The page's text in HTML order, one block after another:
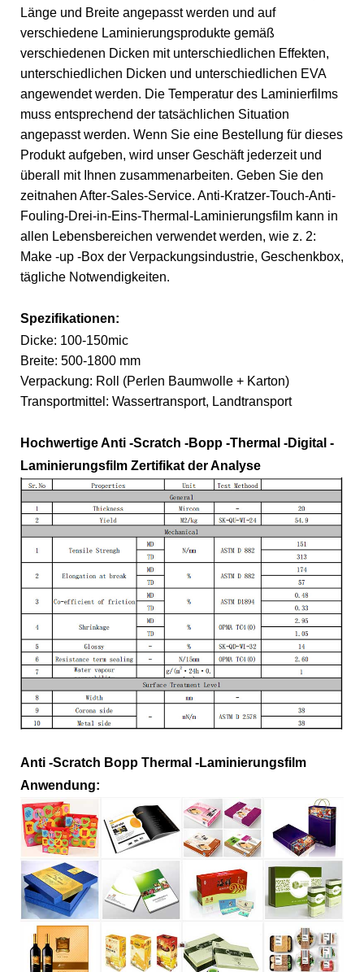
Länge und Breite angepasst werden und auf
verschiedene Laminierungsprodukte gemäß
verschiedenen Dicken mit unterschiedlichen Effekten,
unterschiedlichen Dicken und unterschiedlichen EVA
angewendet werden. Die Temperatur des Laminierfilms
muss entsprechend der tatsächlichen Situation
angepasst werden. Wenn Sie eine Bestellung für dieses
Produkt aufgeben, wird unser Geschäft jederzeit und
überall mit Ihnen zusammenarbeiten. Geben Sie den
zeitnahen After-Sales-Service. Anti-Kratzer-Touch-Anti-
Fouling-Drei-in-Eins-Thermal-Laminierungsfilm kann in
allen Lebensbereichen verwendet werden, wie z. 2:
Make -up -Box der Verpackungsindustrie, Geschenkbox,
tägliche Notwendigkeiten.
Spezifikationen:
Dicke: 100-150mic
Breite: 500-1800 mm
Verpackung: Roll (Perlen Baumwolle + Karton)
Transportmittel: Wassertransport, Landtransport
Hochwertige Anti -Scratch -Bopp -Thermal -Digital -
Laminierungsfilm Zertifikat der Analyse
Anti -Scratch Bopp Thermal -Laminierungsfilm
Anwendung: